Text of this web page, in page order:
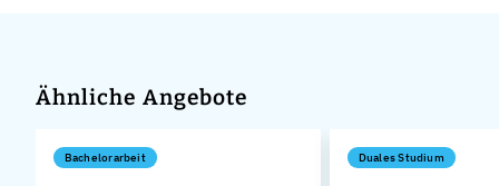
Ähnliche Angebote
Bachelorarbeit Duales Studium